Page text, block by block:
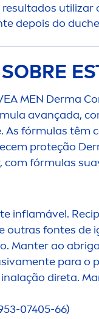
resultados utilizar
depois do duche
MEN Derma
avançada,
As fórmulas têm
proteção
com fórmulas
te inflamável.
outras fontes de
Manter ao
mente para o
direta.
07405-66)